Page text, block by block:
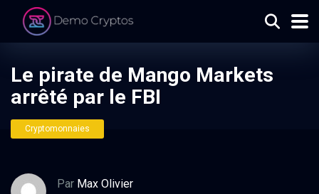
Le pirate de Mango Markets
arrêté par le FBI
Cryptomonnaies
Par Max Olivier